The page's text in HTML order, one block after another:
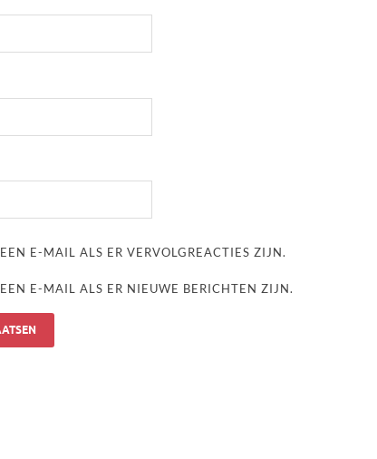
E-MAIL ALS ER VERVOLGREACTIES ZIJN.
E-MAIL ALS ER NIEUWE BERICHTEN ZIJN.